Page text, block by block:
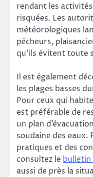
rendant les
risquées. Les
météorologiques
pêcheurs,
qu’ils évitent toute
Il est également
les plages basses
Pour ceux qui
est préférable de
un plan
soudaine des eaux.
pratiques et des
consultez le
aussi de près la